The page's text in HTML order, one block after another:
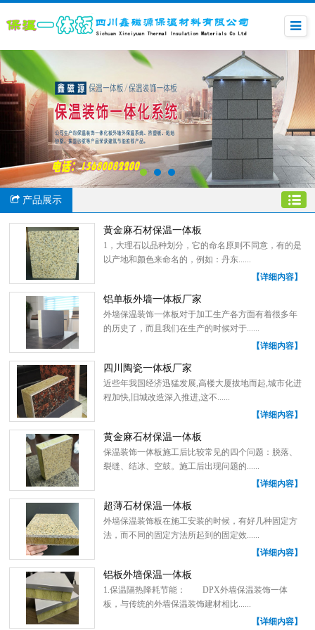
产品展示
黄金麻石材保温一体板
1，大理石以品种划分，它的命名原则不同意，有的是
以产地和颜色来命名的，例如：丹东......
【详细内容】
铝单板外墙一体板厂家
外墙保温装饰一体板对于加工生产各方面有着很多年
的历史了，而且我们在生产的时候对于......
【详细内容】
四川陶瓷一体板厂家
近些年我国经济迅猛发展,高楼大厦拔地而起,城市化进
程加快,旧城改造深入推进,这不......
【详细内容】
黄金麻石材保温一体板
保温装饰一体板施工后比较常见的四个问题：脱落、
裂缝、结冰、空鼓。施工后出现问题的......
【详细内容】
超薄石材保温一体板
外墙保温装饰板在施工安装的时候，有好几种固定方
法，而不同的固定方法所起到的固定效......
【详细内容】
铝板外墙保温一体板
1.保温隔热降耗节能： DPX外墙保温装饰一体
板，与传统的外墙保温装饰建材相比......
【详细内容】